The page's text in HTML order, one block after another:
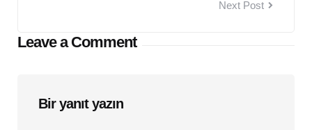
Next Post
Leave a Comment
Bir yanıt yazın